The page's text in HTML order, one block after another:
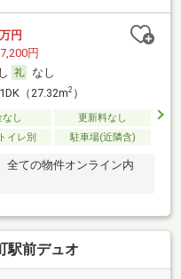
万円
円
なし
（27.32m2）
し
更新料なし
イレ別 駐車場(近隣含)
全ての物件オンライン内
駅前デュオ